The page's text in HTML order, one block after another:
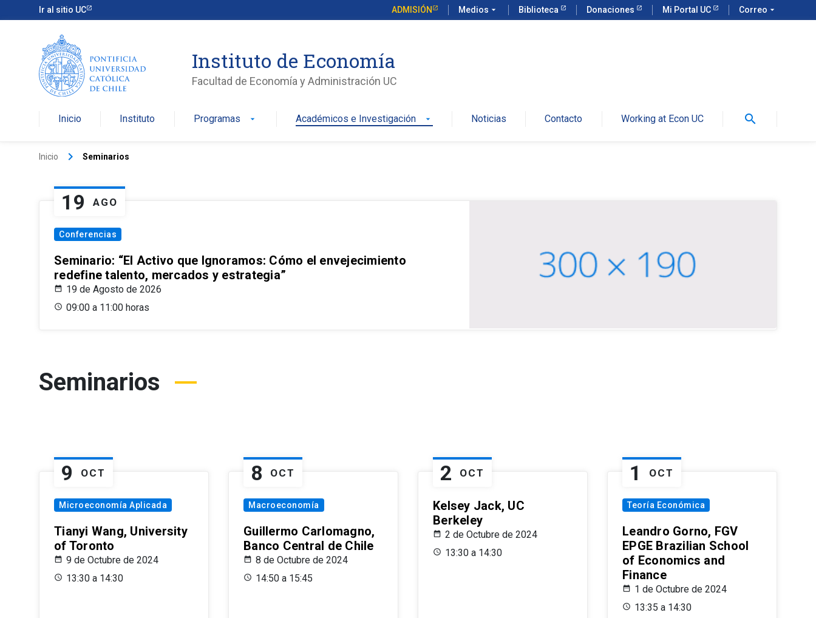
Ir al sitio UC ADMISIÓN Medios arrow_drop_down Biblioteca Donaciones Mi Portal UC Correo arrow_drop_down
Instituto de Economía
Facultad de Economía y Administración UC
Inicio Instituto Programas arrow_drop_down Académicos e Investigación arrow_drop_down Noticias Contacto Working at Econ UC search
Inicio keyboard_arrow_right Seminarios
19 AGO
Conferencias
Seminario: “El Activo que Ignoramos: Cómo el envejecimiento
redefine talento, mercados y estrategia”
19 de Agosto de 2026
09:00 a 11:00 horas
Seminarios
9 OCT
Microeconomía Aplicada
Tianyi Wang, University
of Toronto
9 de Octubre de 2024
13:30 a 14:30
8 OCT
Macroeconomía
Guillermo Carlomagno,
Banco Central de Chile
8 de Octubre de 2024
14:50 a 15:45
2 OCT
Kelsey Jack, UC
Berkeley
2 de Octubre de 2024
13:30 a 14:30
1 OCT
Teoría Económica
Leandro Gorno, FGV
EPGE Brazilian School
of Economics and
Finance
1 de Octubre de 2024
13:35 a 14:30